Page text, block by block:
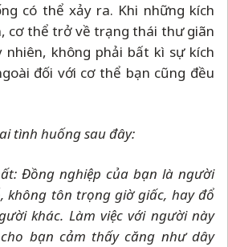
có thể xảy ra. Khi những kích
cơ thể trở về trạng thái thư giãn
nhiên, không phải bất kì sự kích
đối với cơ thể bạn cũng đều
tình huống sau đây:
Đồng nghiệp của bạn là người
không tôn trọng giờ giấc, hay đổ
khác. Làm việc với người này
bạn cảm thấy căng như dây